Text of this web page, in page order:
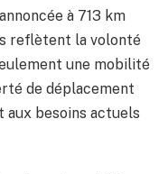
à 713 km
reflètent la volonté
une mobilité
de déplacement
besoins actuels